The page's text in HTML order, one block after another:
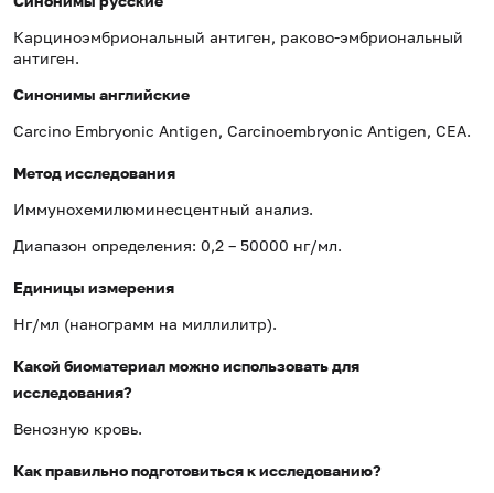
Карциноэмбриональный антиген, раково-эмбриональный
антиген.
Синонимы английские
Carcino Embryonic Antigen, Carcinoembryonic Antigen, CEA.
Метод исследования
Иммунохемилюминесцентный анализ.
Диапазон определения: 0,2 – 50000 нг/мл.
Единицы измерения
Нг/мл (нанограмм на миллилитр).
Какой биоматериал можно использовать для
исследования?
Венозную кровь.
Как правильно подготовиться к исследованию?